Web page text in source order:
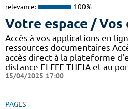
relevance: 100%
Votre espace /
Accès à vos applications en
ressources documentaires
accès direct à la plateforme
distance ELFFE THEIA et au
15/04/2025 17:00
PAGES